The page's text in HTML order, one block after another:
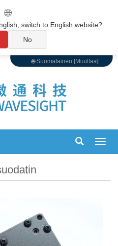
🌐 Suomalainen [Muuttaa]
🌐
switch to English website?
No